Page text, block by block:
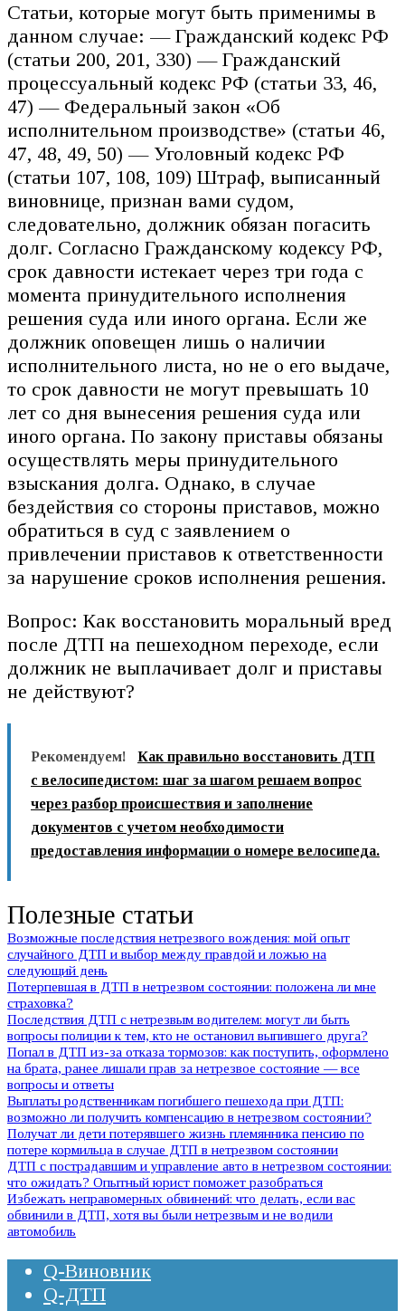
Статьи, которые могут быть применимы в
данном случае: — Гражданский кодекс РФ
(статьи 200, 201, 330) — Гражданский
процессуальный кодекс РФ (статьи 33, 46,
47) — Федеральный закон «Об
исполнительном производстве» (статьи 46,
47, 48, 49, 50) — Уголовный кодекс РФ
(статьи 107, 108, 109) Штраф, выписанный
виновнице, признан вами судом,
следовательно, должник обязан погасить
долг. Согласно Гражданскому кодексу РФ,
срок давности истекает через три года с
момента принудительного исполнения
решения суда или иного органа. Если же
должник оповещен лишь о наличии
исполнительного листа, но не о его выдаче,
то срок давности не могут превышать 10
лет со дня вынесения решения суда или
иного органа. По закону приставы обязаны
осуществлять меры принудительного
взыскания долга. Однако, в случае
бездействия со стороны приставов, можно
обратиться в суд с заявлением о
привлечении приставов к ответственности
за нарушение сроков исполнения решения.
Вопрос: Как восстановить моральный вред
после ДТП на пешеходном переходе, если
должник не выплачивает долг и приставы
не действуют?
Рекомендуем!
Как правильно восстановить ДТП
с велосипедистом: шаг за шагом решаем вопрос
через разбор происшествия и заполнение
документов с учетом необходимости
предоставления информации о номере велосипеда.
Полезные статьи
Возможные последствия нетрезвого вождения: мой опыт
случайного ДТП и выбор между правдой и ложью на
следующий день
Потерпевшая в ДТП в нетрезвом состоянии: положена ли мне
страховка?
Последствия ДТП с нетрезвым водителем: могут ли быть
вопросы полиции к тем, кто не остановил выпившего друга?
Попал в ДТП из-за отказа тормозов: как поступить, оформлено
на брата, ранее лишали прав за нетрезвое состояние — все
вопросы и ответы
Выплаты родственникам погибшего пешехода при ДТП:
возможно ли получить компенсацию в нетрезвом состоянии?
Получат ли дети потерявшего жизнь племянника пенсию по
потере кормильца в случае ДТП в нетрезвом состоянии
ДТП с пострадавшим и управление авто в нетрезвом состоянии:
что ожидать? Опытный юрист поможет разобраться
Избежать неправомерных обвинений: что делать, если вас
обвинили в ДТП, хотя вы были нетрезвым и не водили
автомобиль
Q-Виновник
Q-ДТП